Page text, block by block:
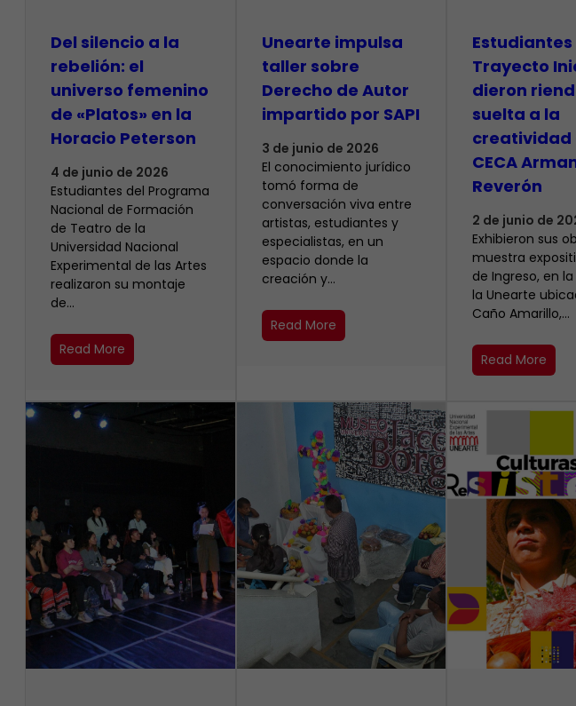
Del silencio a la
rebelión: el
universo femenino
de «Platos» en la
Horacio Peterson
4 de junio de 2026
Estudiantes del Programa
Nacional de Formación
de Teatro de la
Universidad Nacional
Experimental de las Artes
realizaron su montaje
de…
Read More
Unearte impulsa
taller sobre
Derecho de Autor
impartido por SAPI
3 de junio de 2026
El conocimiento jurídico
tomó forma de
conversación viva entre
artistas, estudiantes y
especialistas, en un
espacio donde la
creación y…
Read More
Estudiantes
Trayecto
dieron
suelta a la
creatividad
CECA
Reverón
2 de junio de
Exhibieron sus
muestra
de Ingreso, en
la Unearte
Caño Amarillo,…
Read More